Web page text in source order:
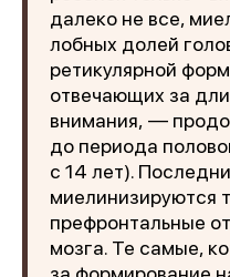
далеко не все,
лобных долей
ретикулярной
отвечающих за
внимания, —
до периода
с 14 лет).
миелинизируются
префронтальные
мозга. Те самые,